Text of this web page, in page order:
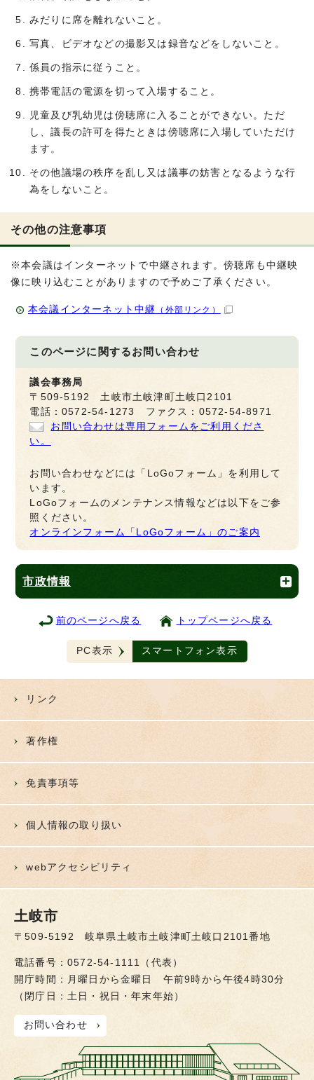
みだりに席を離れないこと。
写真、ビデオなどの撮影又は録音などをしないこと。
係員の指示に従うこと。
携帯電話の電源を切って入場すること。
児童及び乳幼児は傍聴席に入ることができない。ただ
し、議長の許可を得たときは傍聴席に入場していただけ
ます。
その他議場の秩序を乱し又は議事の妨害となるような行
為をしないこと。
その他の注意事項
※本会議はインターネットで中継されます。傍聴席も中継映
像に映り込むことがありますので予めご了承ください。
本会議インターネット中継 （外部リンク）
このページに関するお問い合わせ
議会事務局
〒509-5192 土岐市土岐津町土岐口2101
電話：0572-54-1273 ファクス：0572-54-8971
お問い合わせは専用フォームをご利用くださ
い。
お問い合わせなどには「LoGoフォーム」を利用して
います。
LoGoフォームのメンテナンス情報などは以下をご参
照ください。
オンラインフォーム「LoGoフォーム」のご案内
市政情報
前のページへ戻る トップページへ戻る
PC表示 スマートフォン表示
リンク
著作権
免責事項等
個人情報の取り扱い
webアクセシビリティ
土岐市
〒509-5192 岐阜県土岐市土岐津町土岐口2101番地
電話番号：0572-54-1111（代表）
開庁時間：月曜日から金曜日 午前9時から午後4時30分
（閉庁日：土日・祝日・年末年始）
お問い合わせ